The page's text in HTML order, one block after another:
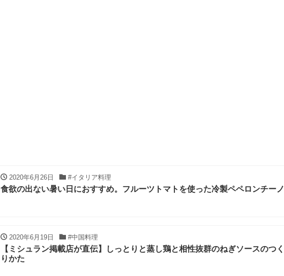
2020年6月26日 #イタリア料理
食欲の出ない暑い日におすすめ。フルーツトマトを使った冷製ペペロンチーノ
2020年6月19日 #中国料理
【ミシュラン掲載店が直伝】しっとりと蒸し鶏と相性抜群のねぎソースのつく
りかた